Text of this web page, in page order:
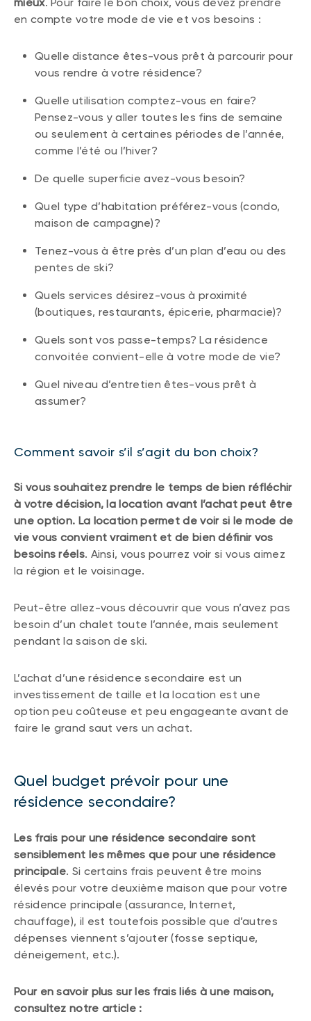
mieux. Pour faire le bon choix, vous devez prendre
en compte votre mode de vie et vos besoins :
Quelle distance êtes-vous prêt à parcourir pour
vous rendre à votre résidence?
Quelle utilisation comptez-vous en faire?
Pensez-vous y aller toutes les fins de semaine
ou seulement à certaines périodes de l’année,
comme l’été ou l’hiver?
De quelle superficie avez-vous besoin?
Quel type d’habitation préférez-vous (condo,
maison de campagne)?
Tenez-vous à être près d’un plan d’eau ou des
pentes de ski?
Quels services désirez-vous à proximité
(boutiques, restaurants, épicerie, pharmacie)?
Quels sont vos passe-temps? La résidence
convoitée convient-elle à votre mode de vie?
Quel niveau d’entretien êtes-vous prêt à
assumer?
Comment savoir s’il s’agit du bon choix?
Si vous souhaitez prendre le temps de bien réfléchir
à votre décision, la location avant l’achat peut être
une option. La location permet de voir si le mode de
vie vous convient vraiment et de bien définir vos
besoins réels. Ainsi, vous pourrez voir si vous aimez
la région et le voisinage.
Peut-être allez-vous découvrir que vous n’avez pas
besoin d’un chalet toute l’année, mais seulement
pendant la saison de ski.
L’achat d’une résidence secondaire est un
investissement de taille et la location est une
option peu coûteuse et peu engageante avant de
faire le grand saut vers un achat.
Quel budget prévoir pour une
résidence secondaire?
Les frais pour une résidence secondaire sont
sensiblement les mêmes que pour une résidence
principale. Si certains frais peuvent être moins
élevés pour votre deuxième maison que pour votre
résidence principale (assurance, Internet,
chauffage), il est toutefois possible que d’autres
dépenses viennent s’ajouter (fosse septique,
déneigement, etc.).
Pour en savoir plus sur les frais liés à une maison,
consultez notre article :